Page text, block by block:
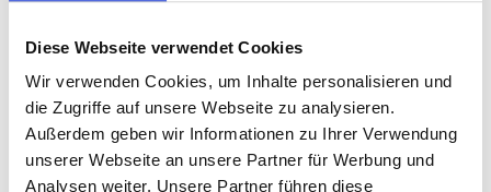
Diese Webseite verwendet Cookies
Wir verwenden Cookies, um Inhalte personalisieren und
die Zugriffe auf unsere Webseite zu analysieren.
Außerdem geben wir Informationen zu Ihrer Verwendung
unserer Webseite an unsere Partner für Werbung und
Analysen weiter. Unsere Partner führen diese
Tiefe
ca. 7,5 cm
Farbe